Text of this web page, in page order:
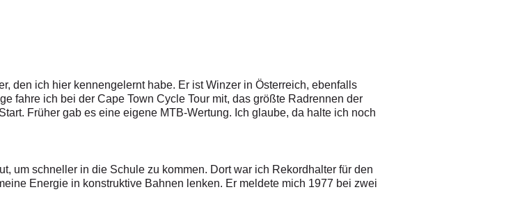
den ich hier kennengelernt habe. Er ist Winzer in Österreich, ebenfalls
fahre ich bei der Cape Town Cycle Tour mit, das größte Radrennen der
Früher gab es eine eigene MTB-Wertung. Ich glaube, da halte ich noch
um schneller in die Schule zu kommen. Dort war ich Rekordhalter für den
Energie in konstruktive Bahnen lenken. Er meldete mich 1977 bei zwei